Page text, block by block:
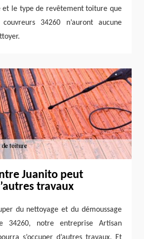
et le type de revêtement toiture que
34260 n’auront aucune
Juanito peut
travaux
du nettoyage et du démoussage
34260, notre entreprise Artisan